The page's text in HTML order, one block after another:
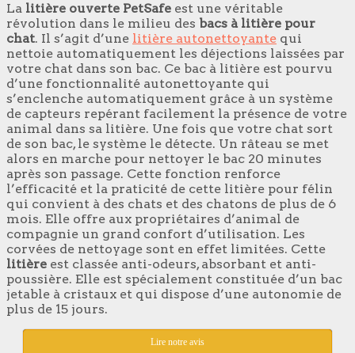
La litière ouverte PetSafe est une véritable
révolution dans le milieu des bacs à litière pour
chat. Il s’agit d’une litière autonettoyante qui
nettoie automatiquement les déjections laissées par
votre chat dans son bac. Ce bac à litière est pourvu
d’une fonctionnalité autonettoyante qui
s’enclenche automatiquement grâce à un système
de capteurs repérant facilement la présence de votre
animal dans sa litière. Une fois que votre chat sort
de son bac, le système le détecte. Un râteau se met
alors en marche pour nettoyer le bac 20 minutes
après son passage. Cette fonction renforce
l’efficacité et la praticité de cette litière pour félin
qui convient à des chats et des chatons de plus de 6
mois. Elle offre aux propriétaires d’animal de
compagnie un grand confort d’utilisation. Les
corvées de nettoyage sont en effet limitées. Cette
litière est classée anti-odeurs, absorbant et anti-
poussière. Elle est spécialement constituée d’un bac
jetable à cristaux et qui dispose d’une autonomie de
plus de 15 jours.
Lire notre avis